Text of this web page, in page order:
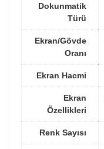
Dokunmatik
Türü
Ekran/Gövde
Oranı
Ekran Hacmi
Ekran
Özellikleri
Renk Sayısı